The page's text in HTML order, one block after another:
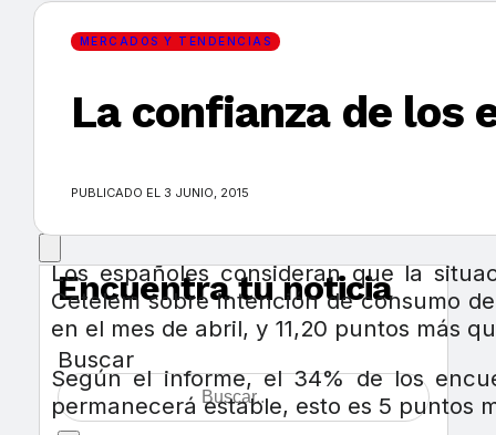
MERCADOS Y TENDENCIAS
Encuentra tu noticia
Buscar
MERCADOS Y TENDENCIAS
La confianza de los
PUBLICADO EL 3 JUNIO, 2015
Los españoles consideran que la
Cetelem sobre intención de consumo
en el mes de abril, y 11,20 puntos más
Según el informe, el 34% de los
permanecerá estable, esto es 5 puntos